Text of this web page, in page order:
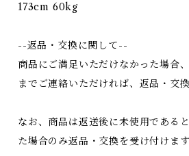
173cm 60kg
--返品・交換に関して--
商品にご満足いただけなかった場合
までご連絡いただければ、返品・交換
なお、商品は返送後に未使用である
た場合のみ返品・交換を受け付けます